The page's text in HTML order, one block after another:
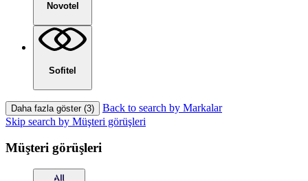
Novotel
Sofitel
Daha fazla göster (3)
Back to search by Markalar
Skip search by Müşteri görüşleri
Müşteri görüşleri